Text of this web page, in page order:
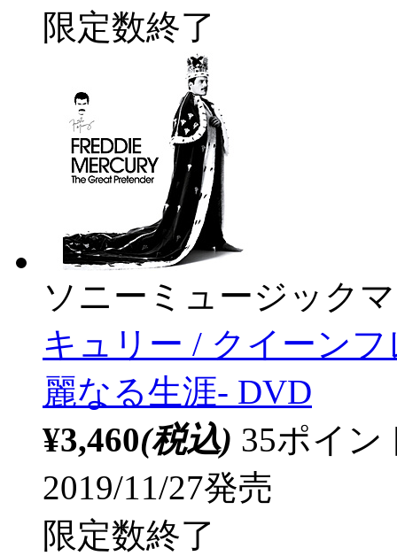
限定数終了
ソニーミュージック
キュリー / クイーン
麗なる生涯- DVD
¥3,460(税込) 35ポイ
2019/11/27発売
限定数終了